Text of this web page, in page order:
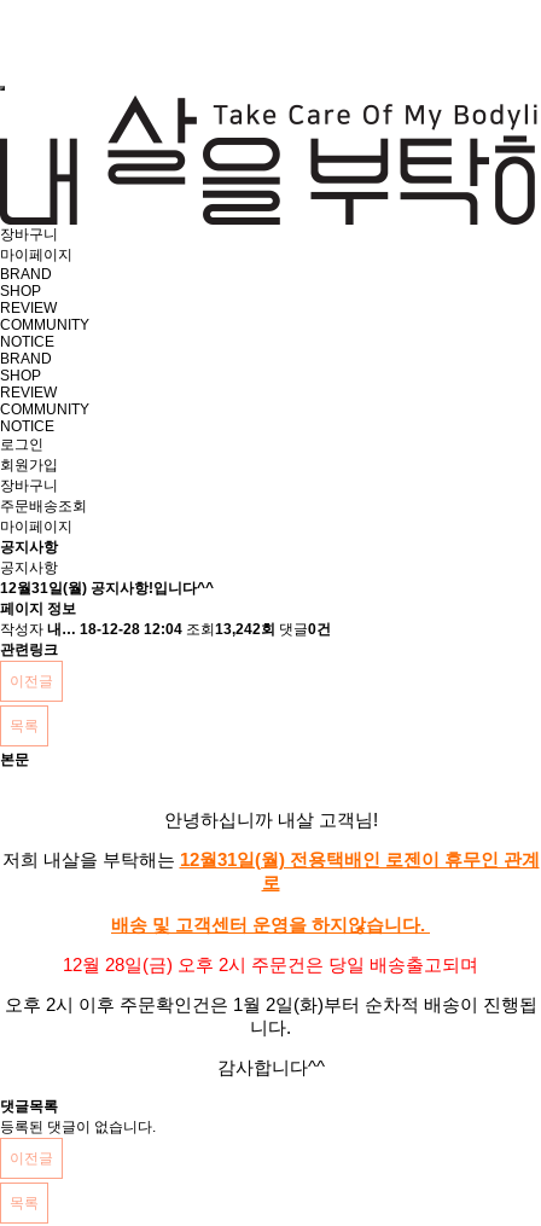
장바구니
마이페이지
BRAND
SHOP
REVIEW
COMMUNITY
NOTICE
BRAND
SHOP
REVIEW
COMMUNITY
NOTICE
로그인
회원가입
장바구니
주문배송조회
마이페이지
공지사항
공지사항
12월31일(월) 공지사항!입니다^^
페이지 정보
작성자 내… 18-12-28 12:04 조회 13,242회 댓글0건
관련링크
이전글
목록
본문
안녕하십니까 내살 고객님!
저희 내살을 부탁해는 12월31일(월) 전용택배인 로젠이 휴무인 관계
로
배송 및 고객센터 운영을 하지않습니다. ​
12월 28일(금) 오후 2시 주문건은 당일 배송출고되며
오후 2시 이후 주문확인건은 1월 2일(화)부터 순차적 배송이 진행됩
니다.
감사합니다^^
댓글목록
등록된 댓글이 없습니다.
이전글
목록